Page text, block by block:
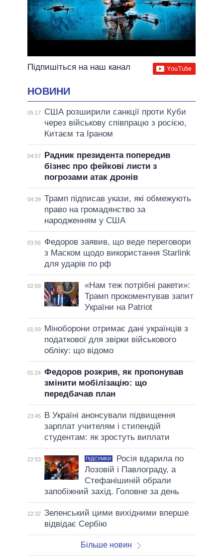
Підпишіться на наш канал
НОВИНИ
05:17
США розширили санкції проти Куби
через військову співпрацю з росією,
Китаєм та Іраном
04:57
Радник президента попередив
бізнес про фейкові листи з
погрозами атак дронів
04:39 Трамп підписав укази, які обмежують
право на громадянство за
народженням у США
03:56
Федоров заявив, що веде переговори
з Маском щодо використання Starlink
для ударів по рф
02:59
«Нам теж потрібні ракети»:
Трамп прокоментував запит
України на Patriot
01:59
Міноборони отримає дані українців з
податкової для звірки військового
обліку: що відомо
01:24 Федоров розкрив, як пропонував
змінити мобілізацію: що
передбачав план
23:45
В Україні анонсували підвищення
зарплат учителям і стипендій
студентам: як зростуть виплати
22:53 ПІДСУМКИ
Росія вдарила по
Лозовій і Павлограду, а
Стефанішиній обрали
запобіжний захід. Головне за день
22:32 Зеленський цими вихідними вперше
відвідає Сербію
Більше новин